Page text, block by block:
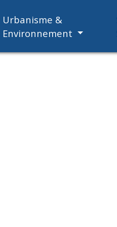
Urbanisme &
Environnement